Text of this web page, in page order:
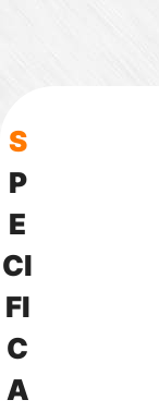
S
P
E
CI
FI
C
A